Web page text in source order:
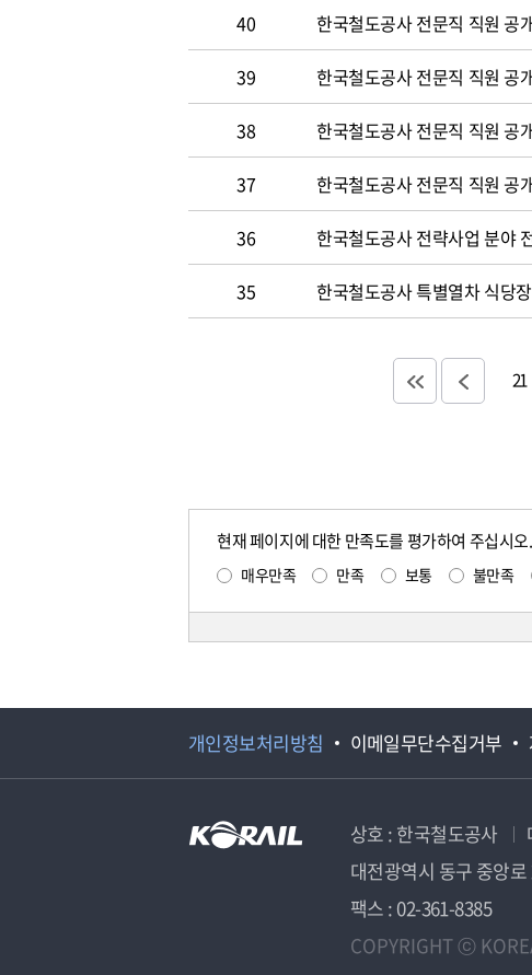
40 한국철도공사 전문직 직원 공
39 한국철도공사 전문직 직원 공
38 한국철도공사 전문직 직원 공
37 한국철도공사 전문직 직원 공
36 한국철도공사 전략사업 분야
35 한국철도공사 특별열차 식당
21
현재 페이지에 대한 만족도를 평가하여 주십시오.
매우만족 만족 보통 불만족
개인정보처리방침 이메일무단수집거부
상호 : 한국철도공사
대전광역시 동구 중앙로
팩스 : 02-361-8385
COPYRIGHT ⓒ